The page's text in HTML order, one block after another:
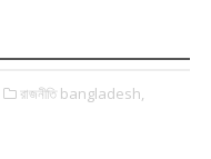
রাজনীতি bangladesh,